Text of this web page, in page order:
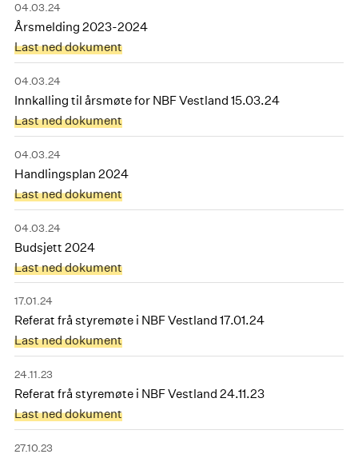
04.03.24
Årsmelding 2023-2024
Last ned dokument
04.03.24
Innkalling til årsmøte for NBF Vestland 15.03.24
Last ned dokument
04.03.24
Handlingsplan 2024
Last ned dokument
04.03.24
Budsjett 2024
Last ned dokument
17.01.24
Referat frå styremøte i NBF Vestland 17.01.24
Last ned dokument
24.11.23
Referat frå styremøte i NBF Vestland 24.11.23
Last ned dokument
27.10.23